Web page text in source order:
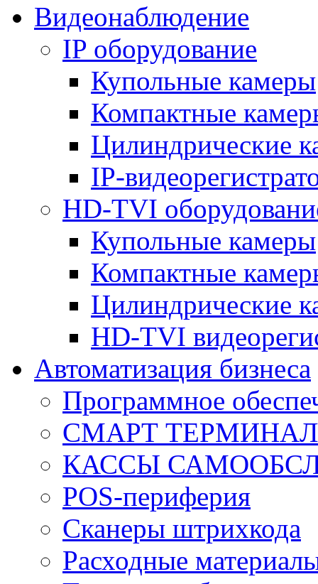
Видеонаблюдение
IP оборудование
Купольные камеры
Компактные
Цилиндрические
IP-
HD-TVI
Купольные камеры
Компактные
Цилиндрические
HD-TVI
Автоматизация бизнеса
Программное
СМАРТ
КАССЫ
POS-периферия
Сканеры штрихкода
Расходные